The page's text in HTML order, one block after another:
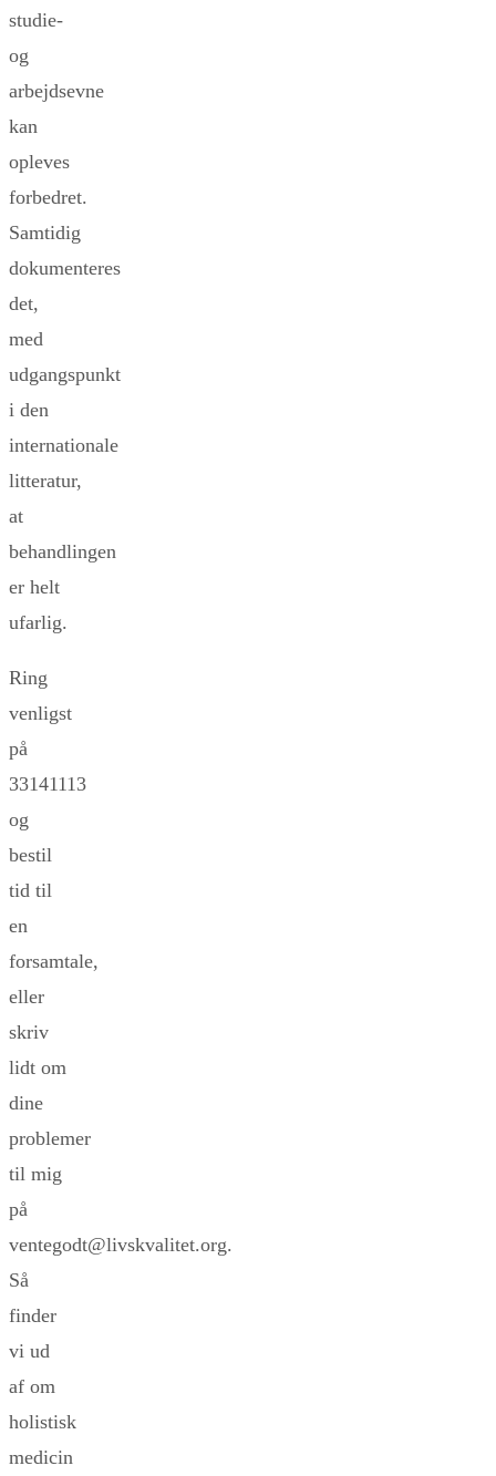
studie-
og
arbejdsevne
kan
opleves
forbedret.
Samtidig
dokumenteres
det,
med
udgangspunkt
i den
internationale
litteratur,
at
behandlingen
er helt
ufarlig.
Ring
venligst
på
33141113
og
bestil
tid til
en
forsamtale,
eller
skriv
lidt om
dine
problemer
til mig
på
ventegodt@livskvalitet.org.
Så
finder
vi ud
af om
holistisk
medicin